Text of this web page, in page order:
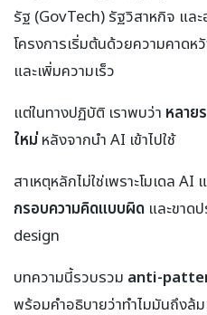
รัฐ (GovTech) รัฐวิสาหกิจ แล
โครงการเริ่มต้นด้วยความคาด
และเพิ่มความเร็ว
แต่ในทางปฏิบัติ เราพบว่า หลาย
ใหม่หลังจากนำ AI เข้าไปใช้
สาเหตุหลักไม่ใช่เพราะโมเดล AI
กรอบความคิดแบบผิด และขาด
design
บทความนี้รวบรวม anti-
พร้อมคำอธิบายว่าทำไมมันถึงล้